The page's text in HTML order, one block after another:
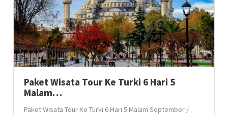
Paket Wisata Tour Ke Turki 6 Hari 5
Malam…
Paket Wisata Tour Ke Turki 6 Hari 5 Malam September /